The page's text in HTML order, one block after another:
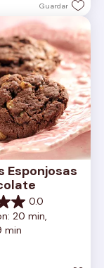
Guardar
Esponjosas
0.0
20 min,
min